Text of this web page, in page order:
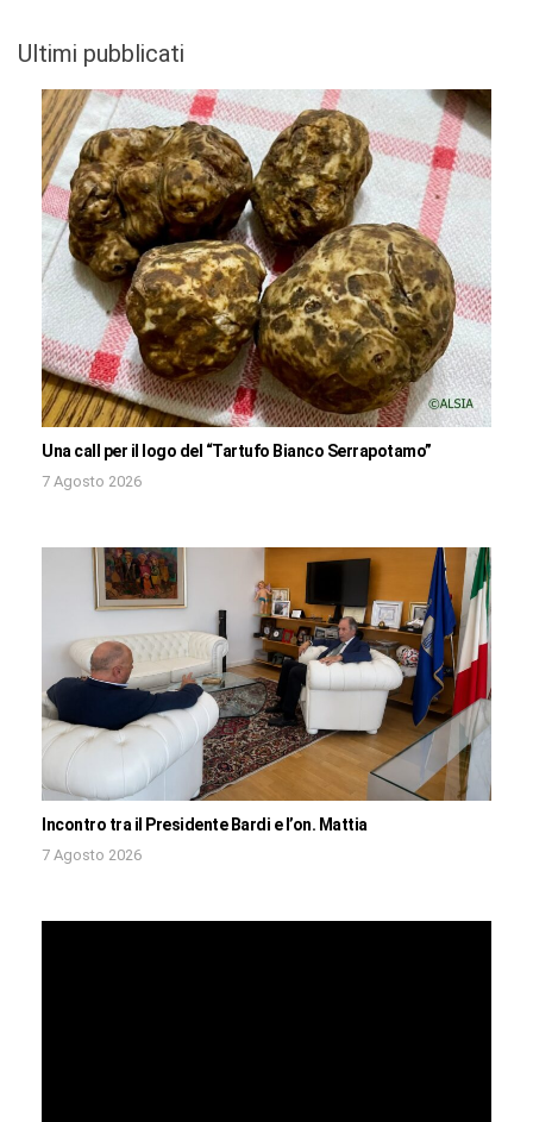
Ultimi pubblicati
Una call per il logo del “Tartufo Bianco Serrapotamo”
7 Agosto 2026
Incontro tra il Presidente Bardi e l’on. Mattia
7 Agosto 2026